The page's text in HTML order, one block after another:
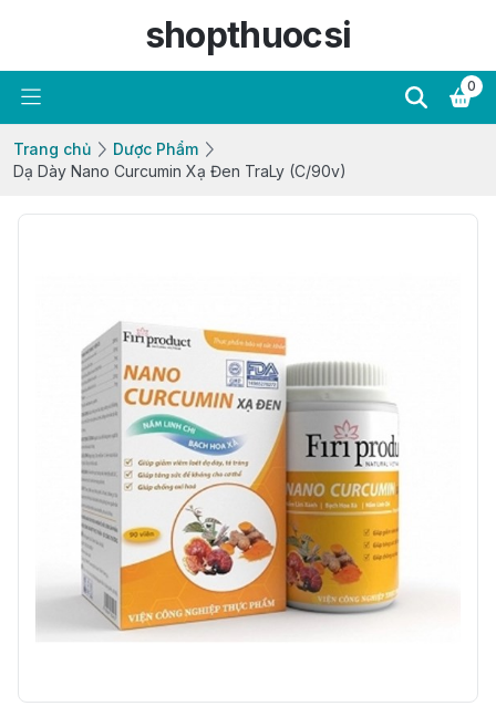
shopthuocsi
0
Trang chủ
Dược Phẩm
Dạ Dày Nano Curcumin Xạ Đen TraLy (C/90v)